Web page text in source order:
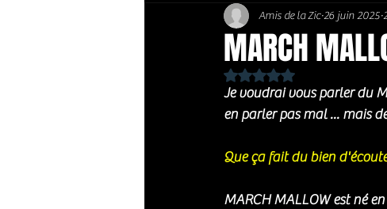
Soft Rock / Folk Jazz Soul /
Country / Americana
MARCH
Amis de la Zic 26 juin 2025
Noté NaN étoiles sur 5.
Je voudrai vous parler du
en parler pas mal ... mais
Que ça fait du bien
MARCH MALLOW est né